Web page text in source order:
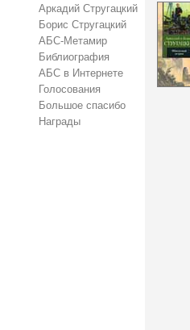
Аркадий Стругацкий
Борис Стругацкий
АБС-Метамир
Библиография
АБС в Интернете
Голосования
Большое спасибо
Награды